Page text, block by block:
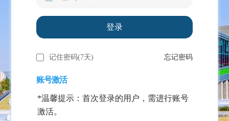
记住密码(7天) 忘记密码
账号激活
*温馨提示：首次登录的用户，需进行账号
激活。